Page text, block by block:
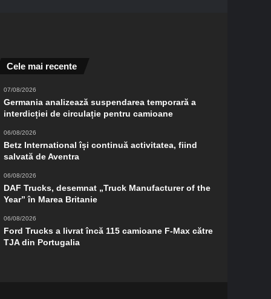
Cele mai recente
07/08/2026
Germania analizează suspendarea temporară a
interdicției de circulație pentru camioane
06/08/2026
Betz International își continuă activitatea, fiind
salvată de Aventra
06/08/2026
DAF Trucks, desemnat „Truck Manufacturer of the
Year” în Marea Britanie
06/08/2026
Ford Trucks a livrat încă 115 camioane F-Max către
TJA din Portugalia